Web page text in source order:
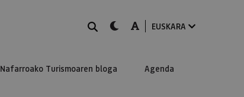
BILATUdark-mode
A-modeEUSKARA
Nafarroako Turismoaren bloga Agenda